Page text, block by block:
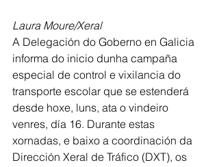
Laura Moure/Xeral
A Delegación do Goberno en Galicia
informa do inicio dunha campaña
especial de control e vixilancia do
transporte escolar que se estenderá
desde hoxe, luns, ata o vindeiro
venres, día 16. Durante estas
xornadas, e baixo a coordinación da
Dirección Xeral de Tráfico (DXT), os